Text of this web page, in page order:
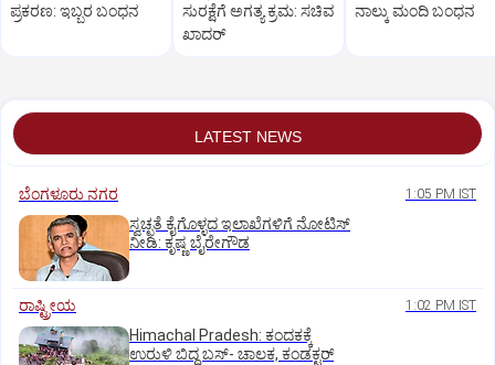
ಪ್ರಕರಣ: ಇಬ್ಬರ ಬಂಧನ
ಸುರಕ್ಷೆಗೆ ಅಗತ್ಯ ಕ್ರಮ: ಸಚಿವ
ಖಾದರ್
ನಾಲ್ಕು ಮಂದಿ ಬಂಧನ
LATEST NEWS
ಬೆಂಗಳೂರು ನಗರ 1:05 PM IST
ಸ್ವಚ್ಛತೆ ಕೈಗೊಳ್ಳದ ಇಲಾಖೆಗಳಿಗೆ ನೋಟಿಸ್‌
ನೀಡಿ: ಕೃಷ್ಣ ಬೈರೇಗೌಡ
ರಾಷ್ಟ್ರೀಯ 1:02 PM IST
Himachal Pradesh: ಕಂದಕಕ್ಕೆ
ಉರುಳಿ ಬಿದ್ದ ಬಸ್-‌ ಚಾಲಕ, ಕಂಡಕ್ಟರ್‌